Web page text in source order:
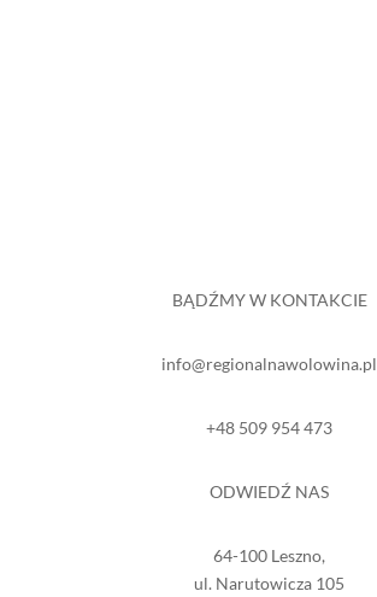
BĄDŹMY W KONTAKCIE
info@regionalnawolowina.pl
+48 509 954 473
ODWIEDŹ NAS
64-100 Leszno,
ul. Narutowicza 105